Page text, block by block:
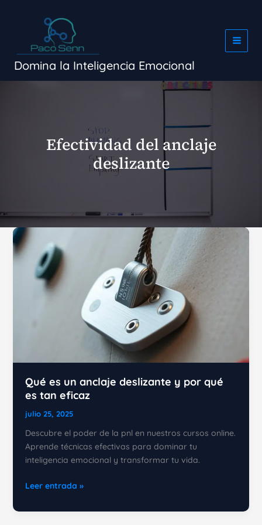
Domina la Inteligencia Emocional
Efectividad del anclaje
deslizante
Qué es un anclaje deslizante y por qué
es tan eficaz
julio 25, 2025
Descubre el poder de la pnl en nuestros cursos online.
Aprende técnicas efectivas para dominar tu
inteligencia emocional y transformar tu vida.
Qué
un
Leer entrada »